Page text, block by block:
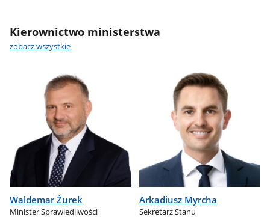
Kierownictwo ministerstwa
zobacz wszystkie
Waldemar Żurek
Minister Sprawiedliwości
Arkadiusz Myrcha
Sekretarz Stanu